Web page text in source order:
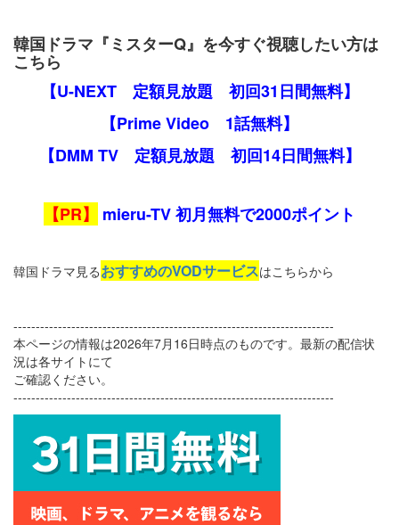
韓国ドラマ『ミスターQ』を今すぐ視聴したい方は
こちら
【U-NEXT 定額見放題 初回31日間無料】
【Prime Video 1話無料】
【DMM TV 定額見放題 初回14日間無料】
【PR】 mieru-TV 初月無料で2000ポイント
韓国ドラマ見るおすすめのVODサービスはこちらから
------------------------------------------------------------------------
本ページの情報は2026年7月16日時点のものです。最新の配信状
況は各サイトにて
ご確認ください。
------------------------------------------------------------------------